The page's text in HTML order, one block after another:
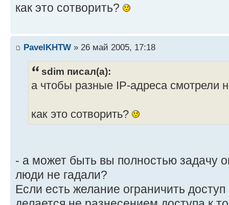
как это сотворить?
PavelKHTW » 26 май 2005, 17:18
sdim писал(а):
а чтобы разные IP-адреса смотрели
как это сотворить?
- а может быть вы полностью задачу
люди не гадали?
Если есть желание ограничить